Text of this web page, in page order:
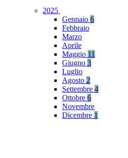
2025
Gennaio 6
Febbraio
Marzo
Aprile
Maggio 11
Giugno 3
Luglio
Agosto 2
Settembre 4
Ottobre 6
Novembre
Dicembre 1